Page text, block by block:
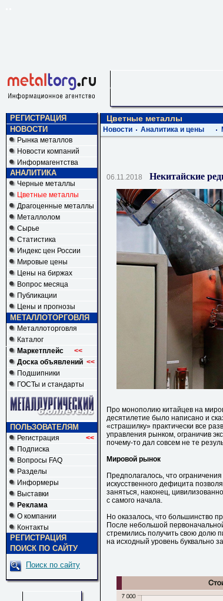
РЕГИСТРАЦИЯ
НОВОСТИ
Рынка металлов
Новости компаний
Информагентства
АНАЛИТИКА
Черные металлы
Цветные металлы
Драгоценные металлы
Металлолом
Сырье
Статистика
Индекс цен России
Мировые цены
Цены на биржах
Вопрос месяца
Публикации
Цены и прогнозы
МЕТАЛЛОТОРГОВЛЯ
Металлоторговля
Каталог
Маркетплейс
<<
Доска объявлений <<
Подшипники
ГОСТы и стандарты
ПОЛЬЗОВАТЕЛЯМ
Регистрация <<
Подписка
Вопросы FAQ
Разделы
Информеры
Выставки
Реклама
О компании
Контакты
РЕГИСТРАЦИЯ
ПОИСК ПО САЙТУ
Поиск по сайту
Цветные металлы
Новости Аналитика и цены
06.11.2018 Некитайские
Про монополию китайцев на
десятилетие было написано и
«страшилку» практически все
управления рынком, ограничив
почему-то дал совсем не те
Мировой рынок
Предполагалось, что
искусственного дефицита
заняться, наконец,
с самого начала.
Но оказалось, что большинство
После небольшой
стремились получить свою долю
на исходный уровень буквально